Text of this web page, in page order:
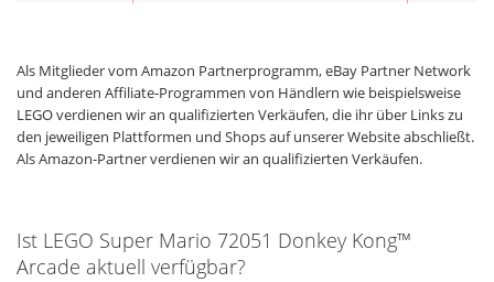
Als Mitglieder vom Amazon Partnerprogramm, eBay Partner Network
und anderen Affiliate-Programmen von Händlern wie beispielsweise
LEGO verdienen wir an qualifizierten Verkäufen, die ihr über Links zu
den jeweiligen Plattformen und Shops auf unserer Website abschließt.
Als Amazon-Partner verdienen wir an qualifizierten Verkäufen.
Ist LEGO Super Mario 72051 Donkey Kong™
Arcade aktuell verfügbar?